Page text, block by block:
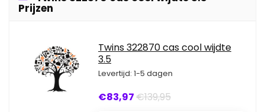
Prijzen
Twins 322870 cas cool wijdte
3.5
Levertijd: 1-5 dagen
€83,97€139,95